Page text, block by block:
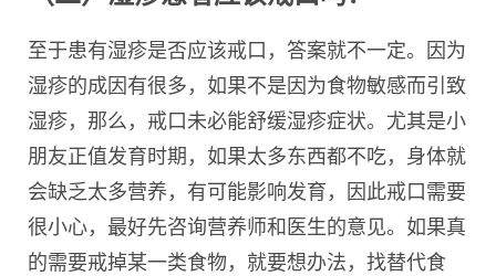
至于患有湿疹是否应该戒口，答案就不一定。因为
湿疹的成因有很多，如果不是因为食物敏感而引致
湿疹，那么，戒口未必能舒缓湿疹症状。尤其是小
朋友正值发育时期，如果太多东西都不吃，身体就
会缺乏太多营养，有可能影响发育，因此戒口需要
很小心，最好先咨询营养师和医生的意见。如果真
的需要戒掉某一类食物，就要想办法，找替代食